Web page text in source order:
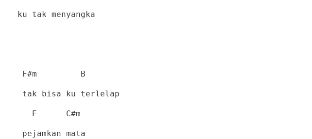
ku tak menyangka
F#m B
tak bisa ku terlelap
E C#m
pejamkan mata